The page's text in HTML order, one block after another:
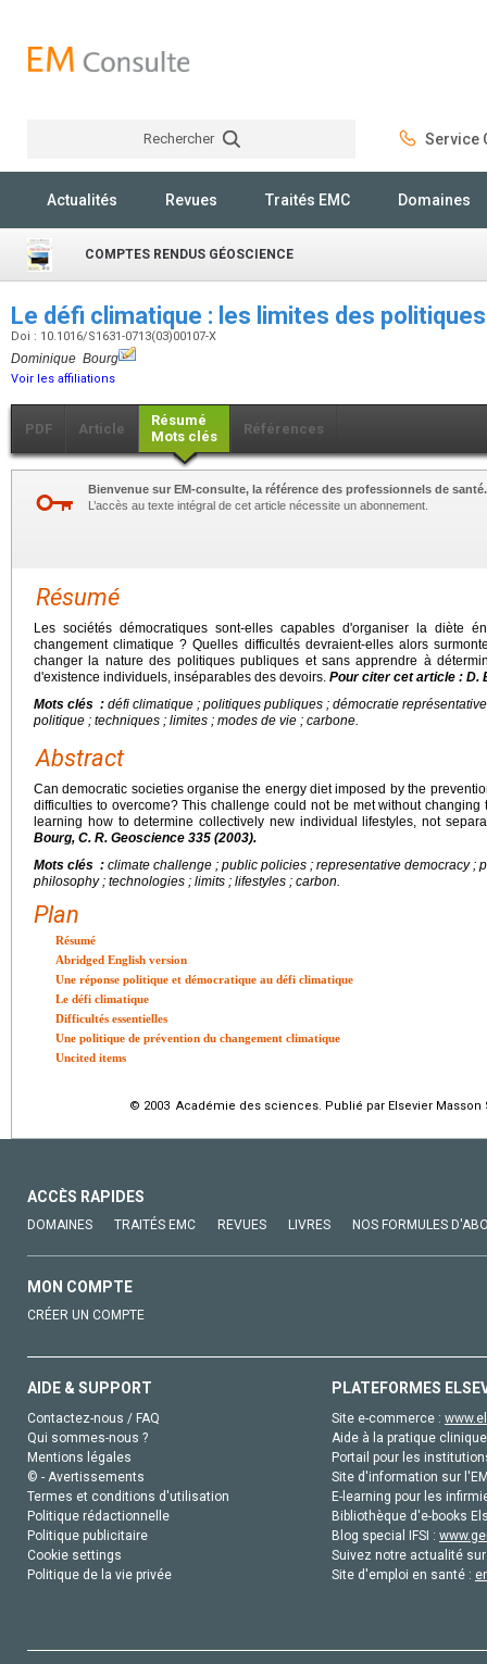
Rechercher Service
Actualités Revues Traités EMC Domaines
COMPTES RENDUS GÉOSCIENCE
Le défi climatique : les limites des
Doi : 10.1016/S1631-0713(03)00107-X
Dominique Bourg
Voir les affiliations
PDF Article
Résumé
Mots clés
Références
Bienvenue sur EM-consulte, la référence des professionnels de santé.
L’accès au texte intégral de cet article nécessite un abonnement.
Résumé
Les sociétés démocratiques sont-elles capables d'organiser la diète
changement climatique ? Quelles difficultés devraient-elles alors
changer la nature des politiques publiques et sans apprendre à
d'existence individuels, inséparables des devoirs. Pour citer cet article : D.
Mots clés : défi climatique ; politiques publiques ; démocratie
politique ; techniques ; limites ; modes de vie ; carbone.
Abstract
Can democratic societies organise the energy diet imposed by the
difficulties to overcome? This challenge could not be met without
learning how to determine collectively new individual lifestyles, not
Bourg, C. R. Geoscience 335 (2003).
Mots clés : climate challenge ; public policies ; representative democracy ;
philosophy ; technologies ; limits ; lifestyles ; carbon.
Plan
Résumé
Abridged English version
Une réponse politique et démocratique au défi climatique
Le défi climatique
Difficultés essentielles
Une politique de prévention du changement climatique
Uncited items
© 2003 Académie des sciences. Publié par Elsevier Masson
ACCÈS RAPIDES
DOMAINES TRAITÉS EMC REVUES LIVRES NOS FORMULES
MON COMPTE
CRÉER UN COMPTE
AIDE & SUPPORT
Contactez-nous / FAQ
Qui sommes-nous ?
Mentions légales
© - Avertissements
Termes et conditions d'utilisation
Politique rédactionnelle
Politique publicitaire
Cookie settings
Politique de la vie privée
PLATEFORMES
Site e-commerce :
Aide à la pratique
Portail pour les
Site d'information sur
E-learning pour les
Bibliothèque d'e-books
Blog special IFSI :
Suivez notre actualité
Site d'emploi en santé :